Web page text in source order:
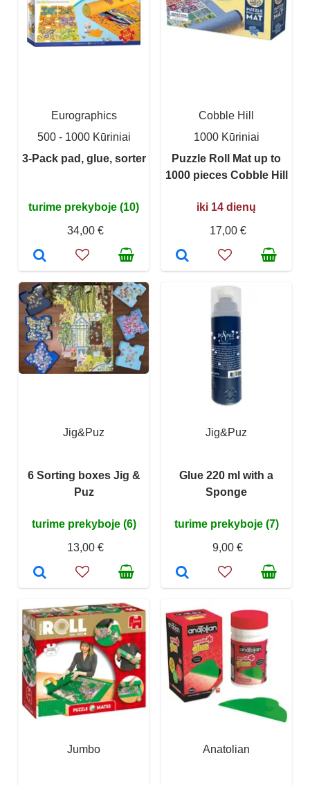
Eurographics
500 - 1000 Kūriniai
3-Pack pad, glue, sorter
turime prekyboje (10)
34,00 €
Cobble Hill
1000 Kūriniai
Puzzle Roll Mat up to
1000 pieces Cobble Hill
iki 14 dienų
17,00 €
Jig&Puz
6 Sorting boxes Jig &
Puz
turime prekyboje (6)
13,00 €
Jig&Puz
Glue 220 ml with a
Sponge
turime prekyboje (7)
9,00 €
Jumbo Anatolian